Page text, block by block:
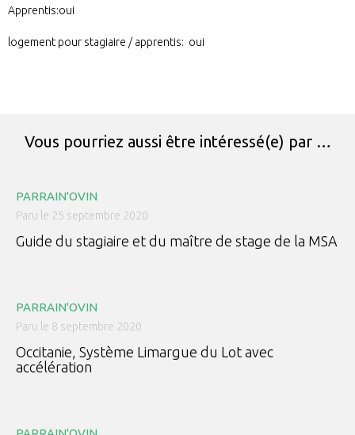
Apprentis:oui
logement pour stagiaire / apprentis: oui
Vous pourriez aussi être intéressé(e) par …
PARRAIN'OVIN
Paru le 25 septembre 2020
Guide du stagiaire et du maître de stage de la MSA
PARRAIN'OVIN
Paru le 8 septembre 2020
Occitanie, Système Limargue du Lot avec
accélération